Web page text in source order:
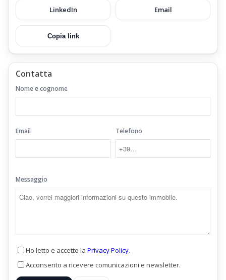
LinkedIn Email
Copia link
Contatta
Nome e cognome
Email Telefono
Messaggio
Ho letto e accetto la Privacy Policy.
Acconsento a ricevere comunicazioni e newsletter.